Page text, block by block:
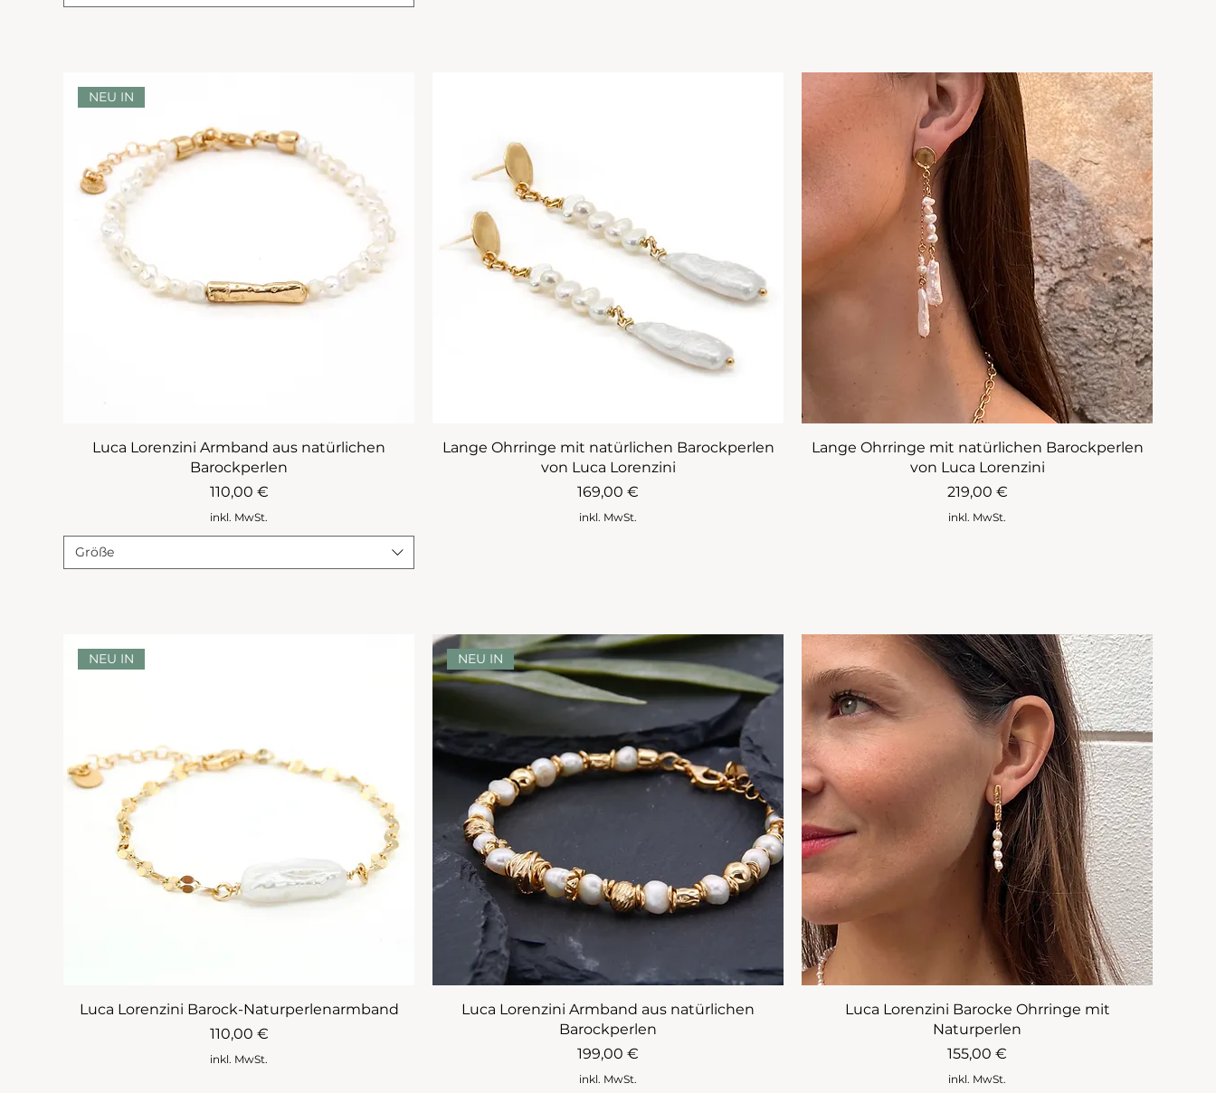
NEU IN
Luca Lorenzini Armband aus natürlichen
Barockperlen
Preis
110,00 €
inkl. MwSt.
Größe
Lange Ohrringe mit natürlichen Barockperlen
von Luca Lorenzini
Preis
169,00 €
inkl. MwSt.
Lange Ohrringe mit natürlichen Barockperlen
von Luca Lorenzini
Preis
219,00 €
inkl. MwSt.
NEU IN
Luca Lorenzini Barock-Naturperlenarmband
Preis
110,00 €
inkl. MwSt.
NEU IN
Luca Lorenzini Armband aus natürlichen
Barockperlen
Preis
199,00 €
inkl. MwSt.
Luca Lorenzini Barocke Ohrringe mit
Naturperlen
Preis
155,00 €
inkl. MwSt.